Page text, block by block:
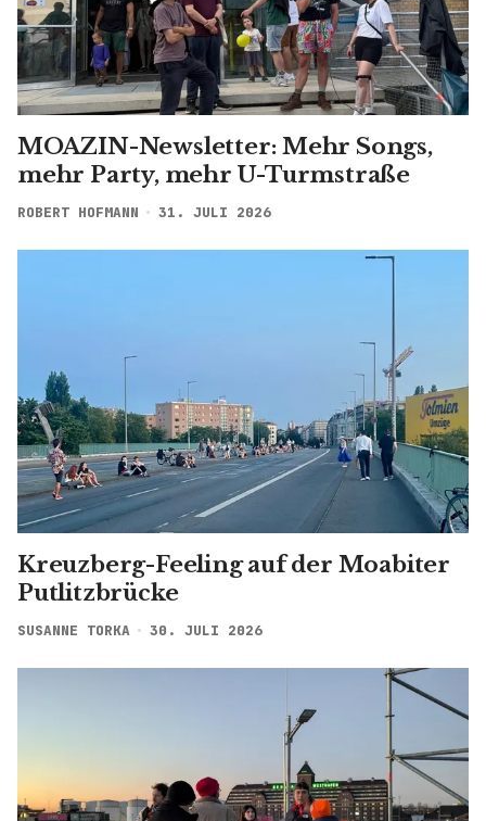
MOAZIN-Newsletter: Mehr Songs,
mehr Party, mehr U-Turmstraße
ROBERT HOFMANN 31. JULI 2026
Kreuzberg-Feeling auf der Moabiter
Putlitzbrücke
SUSANNE TORKA 30. JULI 2026